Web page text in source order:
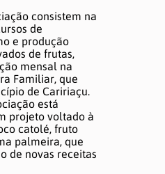
consistem na
de
e produção
de frutas,
mensal na
Familiar, que
de Caririaçu.
está
projeto voltado à
catolé, fruto
palmeira, que
de novas receitas